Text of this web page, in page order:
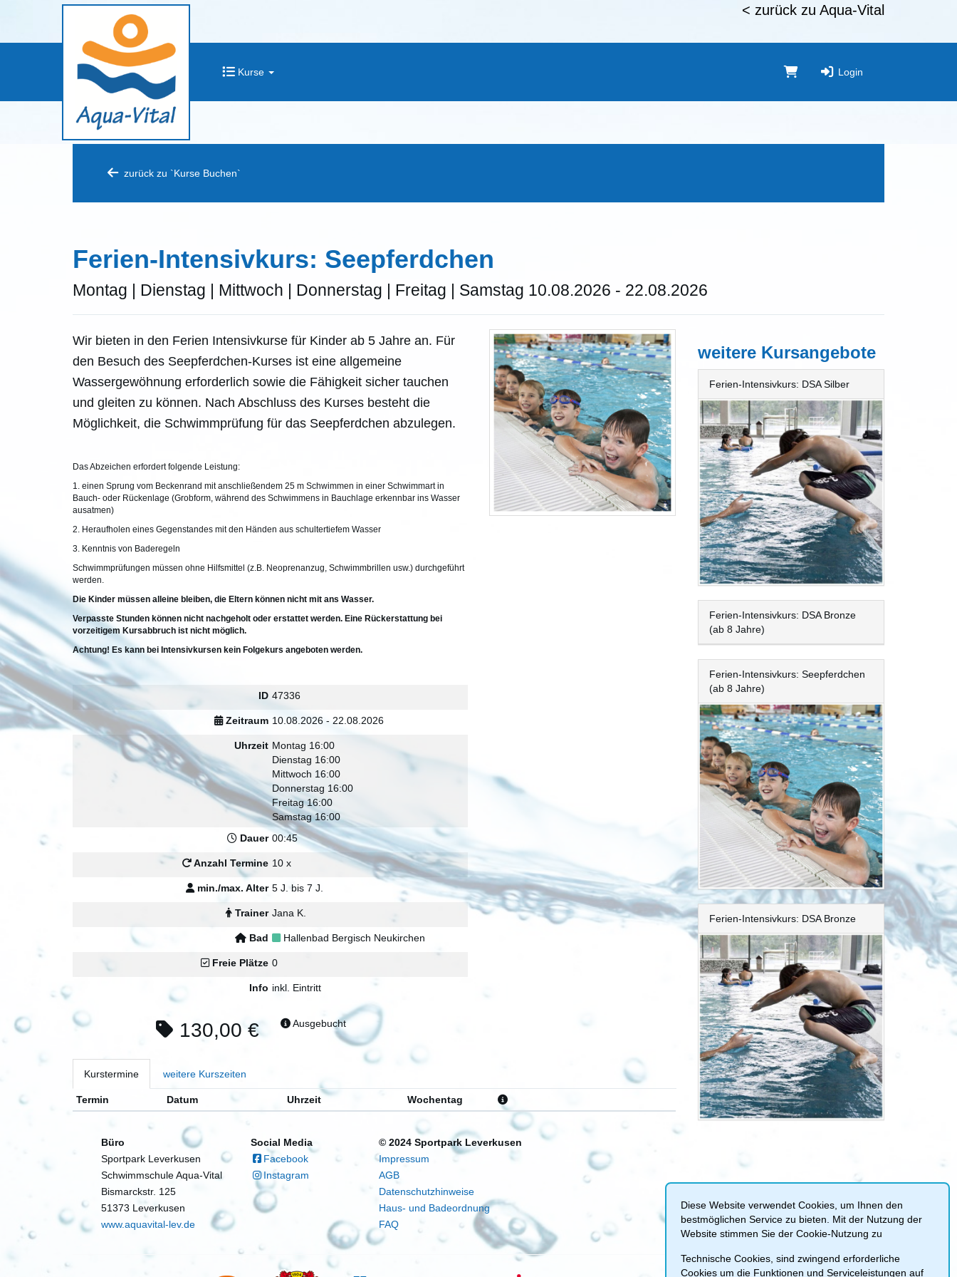
< zurück zu Aqua-Vital
Kurse Login
zurück zu `Kurse Buchen`
Ferien-Intensivkurs: Seepferdchen
Montag | Dienstag | Mittwoch | Donnerstag | Freitag | Samstag 10.08.2026 - 22.08.2026
Wir bieten in den Ferien Intensivkurse für Kinder ab 5 Jahre an. Für
den Besuch des Seepferdchen-Kurses ist eine allgemeine
Wassergewöhnung erforderlich sowie die Fähigkeit sicher tauchen
und gleiten zu können. Nach Abschluss des Kurses besteht die
Möglichkeit, die Schwimmprüfung für das Seepferdchen abzulegen.
Das Abzeichen erfordert folgende Leistung:
1. einen Sprung vom Beckenrand mit anschließendem 25 m Schwimmen in einer Schwimmart in
Bauch- oder Rückenlage (Grobform, während des Schwimmens in Bauchlage erkennbar ins Wasser
ausatmen)
2. Heraufholen eines Gegenstandes mit den Händen aus schultertiefem Wasser
3. Kenntnis von Baderegeln
Schwimmprüfungen müssen ohne Hilfsmittel (z.B. Neoprenanzug, Schwimmbrillen usw.) durchgeführt
werden.
Die Kinder müssen alleine bleiben, die Eltern können nicht mit ans Wasser.
Verpasste Stunden können nicht nachgeholt oder erstattet werden. Eine Rückerstattung bei
vorzeitigem Kursabbruch ist nicht möglich.
Achtung! Es kann bei Intensivkursen kein Folgekurs angeboten werden.
ID 47336
Zeitraum 10.08.2026 - 22.08.2026
Uhrzeit Montag 16:00
Dienstag 16:00
Mittwoch 16:00
Donnerstag 16:00
Freitag 16:00
Samstag 16:00
Dauer 00:45
Anzahl Termine 10 x
min./max. Alter 5 J. bis 7 J.
Trainer Jana K.
Bad Hallenbad Bergisch Neukirchen
Freie Plätze 0
Info inkl. Eintritt
130,00 € Ausgebucht
Kurstermine weitere Kurszeiten
Termin Datum Uhrzeit Wochentag
weitere Kursangebote
Ferien-Intensivkurs: DSA Silber
Ferien-Intensivkurs: DSA Bronze
(ab 8 Jahre)
Ferien-Intensivkurs: Seepferdchen
(ab 8 Jahre)
Ferien-Intensivkurs: DSA Bronze
Büro
Sportpark Leverkusen
Schwimmschule Aqua-Vital
Bismarckstr. 125
51373 Leverkusen
www.aquavital-lev.de
Social Media
Facebook
Instagram
© 2024 Sportpark Leverkusen
Impressum
AGB
Datenschutzhinweise
Haus- und Badeordnung
FAQ
Diese Website verwendet Cookies, um Ihnen den
bestmöglichen Service zu bieten. Mit der Nutzung der
Website stimmen Sie der Cookie-Nutzung zu
Technische Cookies, sind zwingend erforderliche
Cookies um die Funktionen und Serviceleistungen auf